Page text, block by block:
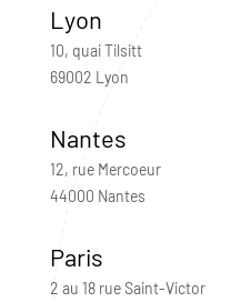
Lyon
10, quai Tilsitt
69002 Lyon
Nantes
12, rue Mercoeur
44000 Nantes
Paris
2 au 18 rue Saint-Victor